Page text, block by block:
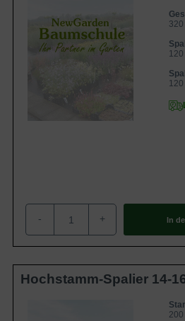
320
120
120
- + In
Hochstamm-Spalier 14-
200